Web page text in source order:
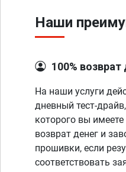
Наши
100% возврат
На наши услуги
дневный тест-
которого вы
возврат денег и
прошивки, если
соответствовать